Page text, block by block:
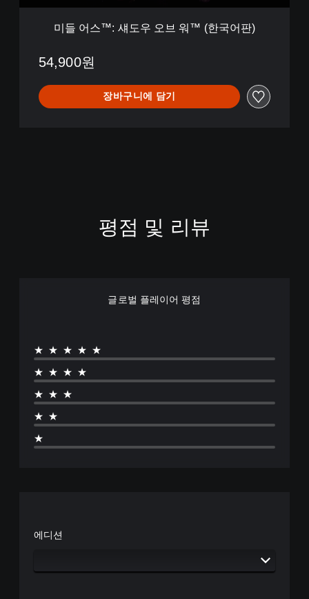
워
미들 어스™: 섀도우 오브 워™ (한국어판)
54,900원
장바구니에 담기
평점 및 리뷰
글로벌 플레이어 평점
★★★★★
★★★★
★★★
★★
★
에디션